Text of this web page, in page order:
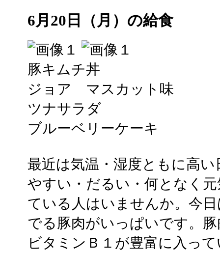
6月20日（月）の給食
豚キムチ丼
ジョア マスカット味
ツナサラダ
ブルーベリーケーキ
最近は気温・湿度ともに高
やすい・だるい・何となく
ている人はいませんか。今
でる豚肉がいっぱいです。
ビタミンＢ１が豊富に入っ